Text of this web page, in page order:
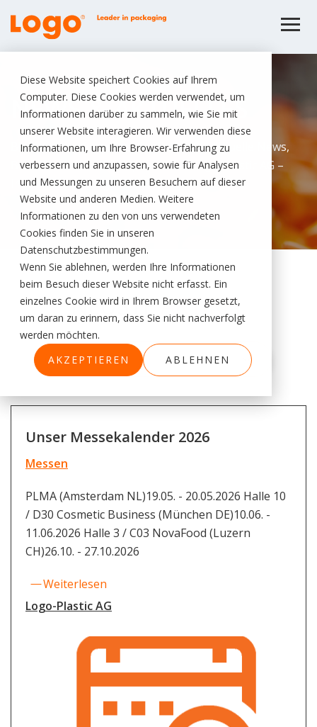
Diese Website speichert Cookies auf Ihrem
Computer. Diese Cookies werden verwendet, um
Informationen darüber zu sammeln, wie Sie mit
unserer Website interagieren. Wir verwenden diese
Informationen, um Ihre Browser-Erfahrung zu
verbessern und anzupassen, sowie für Analysen
und Messungen zu unseren Besuchern auf dieser
Website und anderen Medien. Weitere
Informationen zu den von uns verwendeten
Cookies finden Sie in unseren
Datenschutzbestimmungen.
Wenn Sie ablehnen, werden Ihre Informationen
beim Besuch dieser Website nicht erfasst. Ein
einzelnes Cookie wird in Ihrem Browser gesetzt,
um daran zu erinnern, dass Sie nicht nachverfolgt
werden möchten.
AKZEPTIEREN
ABLEHNEN
NEWS & AKTUELLES
Bleiben Sie informiert: Hier finden Sie aktuelle News,
Branchen­trends und Updates der Logo-Plastic AG –
Ihrem Verpackungshersteller in der Schweiz.
NEUSTEARTIKEL
Filter
Unser Messekalender 2026
Messen
PLMA (Amsterdam NL)19.05. - 20.05.2026 Halle 10
/ D30 Cosmetic Business (München DE)10.06. -
11.06.2026 Halle 3 / C03 NovaFood (Luzern
CH)26.10. - 27.10.2026
Weiterlesen
Logo-Plastic AG